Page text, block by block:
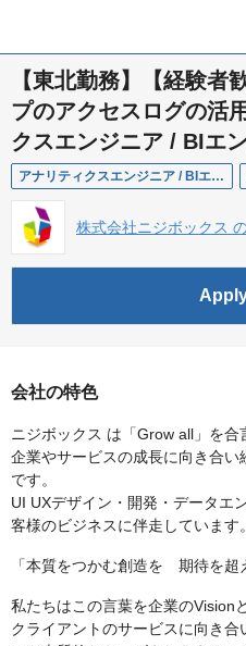
【東北勤務】【経験者
プのアクセスログの活
クスエンジニア / BIエ
アナリティクスエンジニア / BIエンジニア
株式会社ニジボックス
会社の特色
ニジボックス は「Grow all」を合
企業やサービスの成長に向き合
です。
UI UXデザイン・開発・データエ
客様のビジネスに伴走しています。
「本質をつかむ創造を 期待を超
私たちはこの言葉を企業のVision
クライアントのサービスに向き